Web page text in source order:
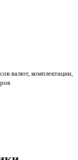
валют, комплектации,